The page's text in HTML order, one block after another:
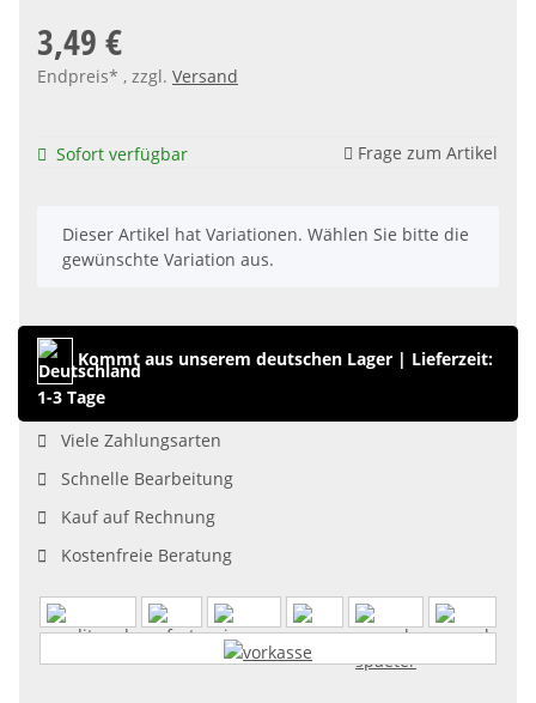
3,49 €
Endpreis* , zzgl. Versand
Sofort verfügbar Frage zum Artikel
x
Dieser Artikel hat Variationen. Wählen Sie bitte die
gewünschte Variation aus.
Kommt aus unserem deutschen Lager | Lieferzeit:
1-3 Tage
Viele Zahlungsarten
Schnelle Bearbeitung
Kauf auf Rechnung
Kostenfreie Beratung